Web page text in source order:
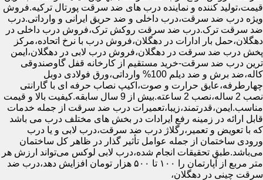
قیمت،تولید کننده و نماینده درب های ضد سرقت پورتال ترکیه.فروش
ویژه درب ضد سرقت،درب داخلی و ضد حریق ایرانی و وارداتی.درب
ضد سرقت ترک.درب ضد سرقت روکش ترک،فروش درب داخلی در
دهگلان،حمل بار ادارات در دهگلان،فروش درب با نرخ اتحاده،مرکز
پخش درب ضد سرقت در دهگلان،فروش درب لابی در دهگلان،ایمن
ترین درب ضد سرقت-خرید مستقیم از کارخانه قفل گاوصندوقی
کاله،ضد برش و ضد دیلم 100% وارداتی،ورق فولادی دوبل
چهارطرفه،عایق حرارت و صوت،اکیپ نصاب حرفه ای با گارانتی
نصب 2 ساله،نصب 2 ساعته.بیش از 9 سال سابقه.کیفیت بالا و قیمت
مناسب.ایمن،قدرتمند،زیبا،تعمیرات درب ضد سرقت از جمله خدمات
قابل ارائه در زمینه رفع ایرادات در بخش های مختلف درب می باشد
که با تعویض و تعمیر،رگلاژ درب ضد سرقت،درب لابی و یا درب
ورودی ساختمان از جمله عوامل تأثیر گذار در ظاهر کل ساختمان
می‌باشد.طبق تحقیقات انجام شده،درب لابی لوکس می‌تواند ارزش هر
متر مربع از آپارتمان را ۱۰۰ تا ۵۰۰ هزار تومان افزایش دهد،درب ضد
سرقت چینی در دهگلان،